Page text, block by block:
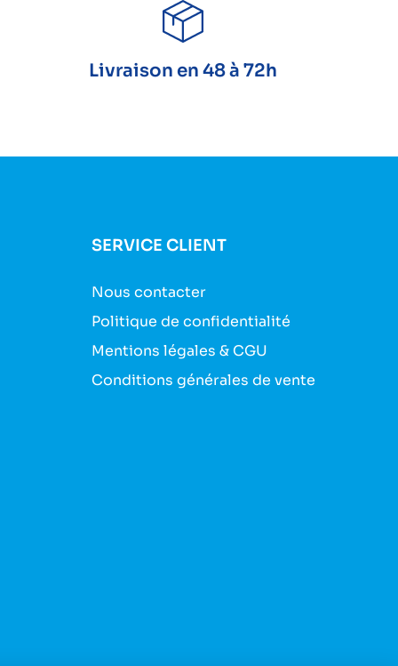
Livraison en 48 à 72h
SERVICE CLIENT
Nous contacter
Politique de confidentialité
Mentions légales & CGU
Conditions générales de vente